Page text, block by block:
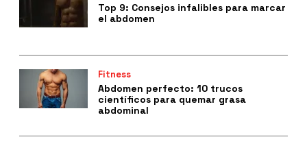
Top 9: Consejos infalibles para marcar
el abdomen
Fitness
Abdomen perfecto: 10 trucos
científicos para quemar grasa
abdominal